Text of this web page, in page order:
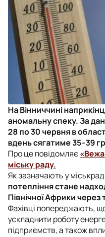
На Вінниччині
аномальну спеку. За
28 по 30 червня в
вдень сягатиме 35–39
Про це повідомляє
міську раду.
Як зазначають у
потепління стане
Північної Африки
Фахівці попереджають,
ускладнити роботу
підприємств, а також